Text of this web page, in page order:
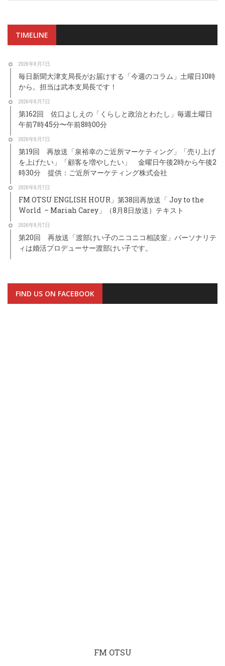
TIMELINE
2026年8月7日
毎日新聞大津支局長がお届けする「今週のコラム」土曜日10時
から。担当は武本支局長です！
2026年8月7日
第162回 佐口よしえの「くらしと政治とわたし」毎週土曜日
午前7時45分〜午前8時00分
2026年8月7日
第19回 再放送「泉裕幸のご近所マーケティング」「売り上げ
を上げたい」「顧客を増やしたい」 金曜日午後2時から午後2
時30分 提供：ご近所マーケティング株式会社
2026年8月7日
FM OTSU ENGLISH HOUR」第38回再放送「 Joy to the
World – Mariah Carey」（8月8日放送）テキスト
2026年8月7日
第20回 再放送「渡部けい子のニコニコ相談室」パーソナリテ
ィは婚活プロデューサー渡部けい子です。
FIND US ON FACEBOOK
FM OTSU